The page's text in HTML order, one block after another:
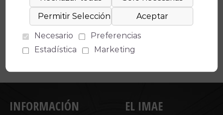
¿Son accesibles los teatros?
Sí, los Teatros de Córdoba son accesibles.
Puedes ver las [...]
INFORMACIÓN EL IMAE
Necesario
Preferencias
Estadística
Marketing